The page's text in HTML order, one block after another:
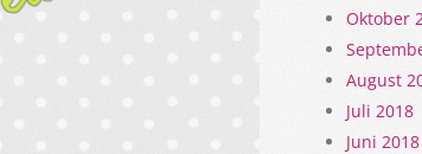
Oktober
August
Juli 2018
Juni 2018